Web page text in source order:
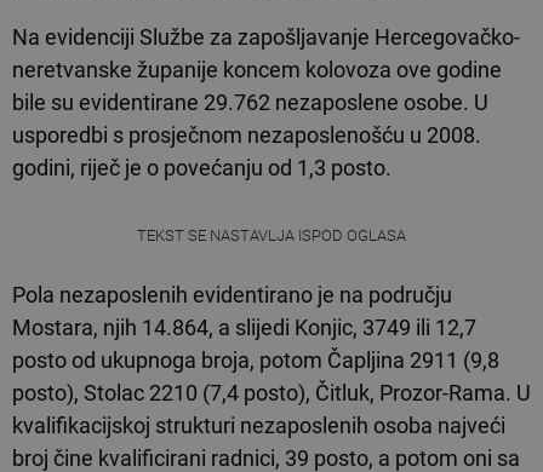
Na evidenciji Službe za zapošljavanje Hercegovačko-
neretvanske županije koncem kolovoza ove godine
bile su evidentirane 29.762 nezaposlene osobe. U
usporedbi s prosječnom nezaposlenošću u 2008.
godini, riječ je o povećanju od 1,3 posto.
TEKST SE NASTAVLJA ISPOD OGLASA
Pola nezaposlenih evidentirano je na području
Mostara, njih 14.864, a slijedi Konjic, 3749 ili 12,7
posto od ukupnoga broja, potom Čapljina 2911 (9,8
posto), Stolac 2210 (7,4 posto), Čitluk, Prozor-Rama. U
kvalifikacijskoj strukturi nezaposlenih osoba najveći
broj čine kvalificirani radnici, 39 posto, a potom oni sa